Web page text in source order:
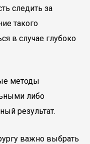
следить за
такого
в случае глубоко
методы
либо
результат.
важно выбрать